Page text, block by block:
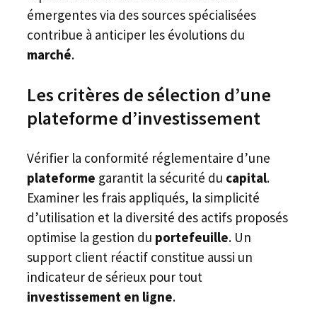
émergentes via des sources spécialisées
contribue à anticiper les évolutions du
marché.
Les critères de sélection d’une
plateforme d’investissement
Vérifier la conformité réglementaire d’une
plateforme garantit la sécurité du capital.
Examiner les frais appliqués, la simplicité
d’utilisation et la diversité des actifs proposés
optimise la gestion du portefeuille. Un
support client réactif constitue aussi un
indicateur de sérieux pour tout
investissement en ligne.